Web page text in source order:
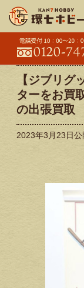
【ジブリグ
ターをお買
の出張買取
2023年3月23日公